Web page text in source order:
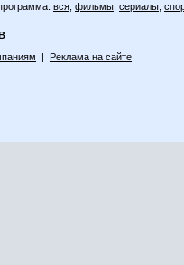
вся фильмы сериалы
| Реклама на сайте